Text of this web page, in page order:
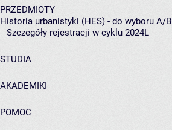
PRZEDMIOTY
Historia urbanistyki (HES) - do wyboru A/B
Szczegóły rejestracji w cyklu 2024L
STUDIA
AKADEMIKI
POMOC